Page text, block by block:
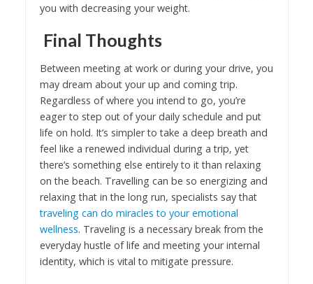
you with decreasing your weight.
Final Thoughts
Between meeting at work or during your drive, you
may dream about your up and coming trip.
Regardless of where you intend to go, you’re
eager to step out of your daily schedule and put
life on hold. It’s simpler to take a deep breath and
feel like a renewed individual during a trip, yet
there’s something else entirely to it than relaxing
on the beach. Travelling can be so energizing and
relaxing that in the long run, specialists say that
traveling can do miracles to your emotional
wellness. Traveling is a necessary break from the
everyday hustle of life and meeting your internal
identity, which is vital to mitigate pressure.